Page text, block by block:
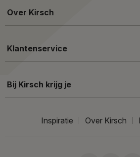
Over Kirsch
Klantenservice
Bij Kirsch krijg je
Inspiratie Over Kirsch